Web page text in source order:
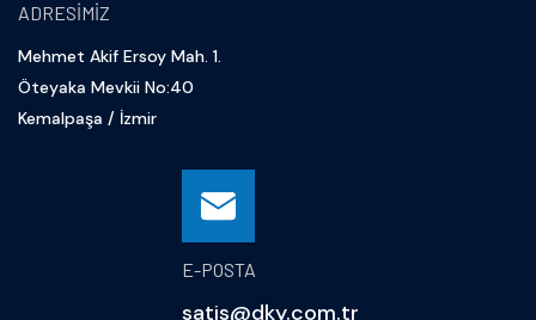
ADRESIMIZ
Mehmet Akif Ersoy Mah. 1.
Öteyaka Mevkii No:40
Kemalpaşa / İzmir
E-POSTA
satis@dky.com.tr